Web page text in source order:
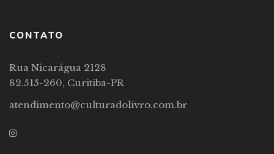
CONTATO
Rua Nicarágua 2128
82.515-260, Curitiba-PR
atendimento@culturadolivro.com.br